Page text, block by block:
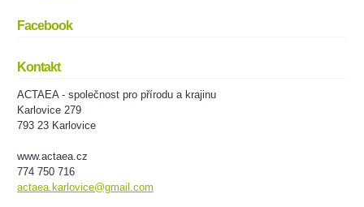
Facebook
Kontakt
ACTAEA - společnost pro přírodu a krajinu
Karlovice 279
793 23 Karlovice
www.actaea.cz
774 750 716
actaea.karlovice@gmail.com